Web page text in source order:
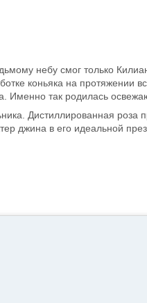
небу смог только
коньяка на протяжении
Именно так родилась
Дистиллированная роза
джина в его идеальной